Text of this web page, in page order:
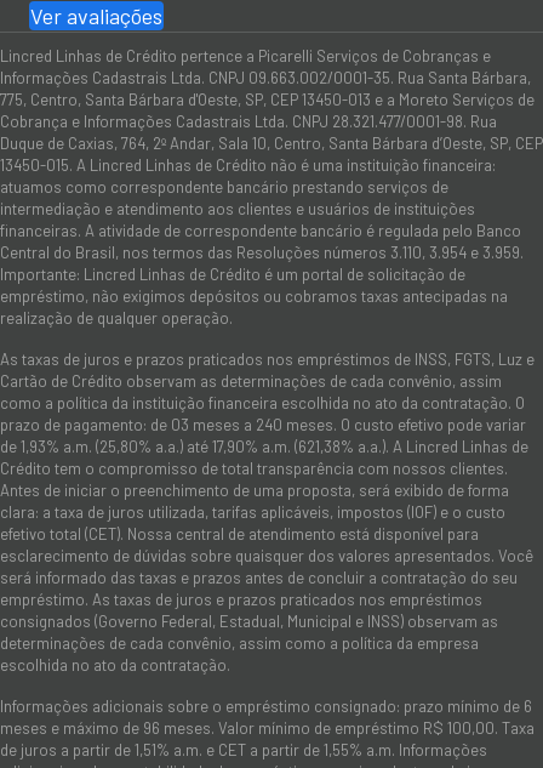
Ver avaliações
Lincred Linhas de Crédito pertence a Picarelli Serviços de Cobranças e
Informações Cadastrais Ltda. CNPJ 09.663.002/0001-35. Rua Santa Bárbara,
775, Centro, Santa Bárbara d'Oeste, SP, CEP 13450-013 e a Moreto Serviços de
Cobrança e Informações Cadastrais Ltda. CNPJ 28.321.477/0001-98. Rua
Duque de Caxias, 764, 2º Andar, Sala 10, Centro, Santa Bárbara d’Oeste, SP, CEP
13450-015. A Lincred Linhas de Crédito não é uma instituição financeira:
atuamos como correspondente bancário prestando serviços de
intermediação e atendimento aos clientes e usuários de instituições
financeiras. A atividade de correspondente bancário é regulada pelo Banco
Central do Brasil, nos termos das Resoluções números 3.110, 3.954 e 3.959.
Importante: Lincred Linhas de Crédito é um portal de solicitação de
empréstimo, não exigimos depósitos ou cobramos taxas antecipadas na
realização de qualquer operação.
As taxas de juros e prazos praticados nos empréstimos de INSS, FGTS, Luz e
Cartão de Crédito observam as determinações de cada convênio, assim
como a política da instituição financeira escolhida no ato da contratação. O
prazo de pagamento: de 03 meses a 240 meses. O custo efetivo pode variar
de 1,93% a.m. (25,80% a.a.) até 17,90% a.m. (621,38% a.a.). A Lincred Linhas de
Crédito tem o compromisso de total transparência com nossos clientes.
Antes de iniciar o preenchimento de uma proposta, será exibido de forma
clara: a taxa de juros utilizada, tarifas aplicáveis, impostos (IOF) e o custo
efetivo total (CET). Nossa central de atendimento está disponível para
esclarecimento de dúvidas sobre quaisquer dos valores apresentados. Você
será informado das taxas e prazos antes de concluir a contratação do seu
empréstimo. As taxas de juros e prazos praticados nos empréstimos
consignados (Governo Federal, Estadual, Municipal e INSS) observam as
determinações de cada convênio, assim como a política da empresa
escolhida no ato da contratação.
Informações adicionais sobre o empréstimo consignado: prazo mínimo de 6
meses e máximo de 96 meses. Valor mínimo de empréstimo R$ 100,00. Taxa
de juros a partir de 1,51% a.m. e CET a partir de 1,55% a.m. Informações